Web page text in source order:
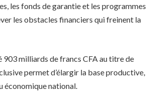
les fonds de garantie et les programmes
les obstacles financiers qui freinent la
903 milliards de francs CFA au titre de
permet d’élargir la base productive,
économique national.